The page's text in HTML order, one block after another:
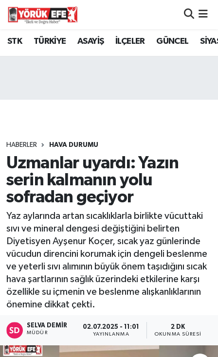
STK TÜRKİYE ASAYİŞ İLÇELER GÜNCEL
HABERLER HAVA DURUMU
Uzmanlar uyardı: Yazın
serin kalmanın yolu
sofradan geçiyor
Yaz aylarında artan sıcaklıklarla birlikte vücuttaki
sıvı ve mineral dengesi değiştiğini belirten
Diyetisyen Ayşenur Koçer, sıcak yaz günlerinde
vücudun direncini korumak için dengeli beslenme
ve yeterli sıvı alımının büyük önem taşıdığını sıcak
hava şartlarının sağlık üzerindeki etkilerine karşı
özellikle su içmenin ve beslenme alışkanlıklarının
önemine dikkat çekti.
SELVA DEMIR
MÜDÜR
02.07.2025 - 11:01
YAYINLANMA
2 DK
OKUNMA SÜRESI
Aydın Nöbetçi Eczaneler
Tüm Manşetler
Son Dakika Haberleri
Haber Arşivi